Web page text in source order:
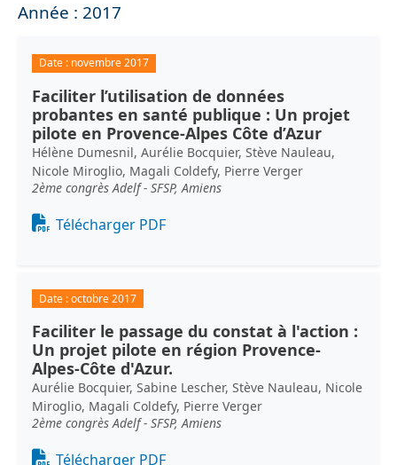
Année : 2017
Date : novembre 2017
Faciliter l’utilisation de données
probantes en santé publique : Un projet
pilote en Provence-Alpes Côte d’Azur
Hélène Dumesnil, Aurélie Bocquier, Stève Nauleau,
Nicole Miroglio, Magali Coldefy, Pierre Verger
2ème congrès Adelf - SFSP, Amiens
Document
Télécharger PDF
Date :octobre 2017
Faciliter le passage du constat à l'action :
Un projet pilote en région Provence-
Alpes-Côte d'Azur.
Aurélie Bocquier, Sabine Lescher, Stève Nauleau, Nicole
Miroglio, Magali Coldefy, Pierre Verger
2ème congrès Adelf - SFSP, Amiens
Document
Télécharger PDF